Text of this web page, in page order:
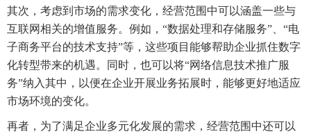
其次，考虑到市场的需求变化，经营范围中可以涵盖一些与
互联网相关的增值服务。例如，“数据处理和存储服务”、“电
子商务平台的技术支持”等，这些项目能够帮助企业抓住数字
化转型带来的机遇。同时，也可以将“网络信息技术推广服
务”纳入其中，以便在企业开展业务拓展时，能够更好地适应
市场环境的变化。
再者，为了满足企业多元化发展的需求，经营范围中还可以